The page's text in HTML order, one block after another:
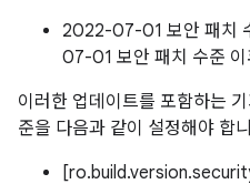
2022-07-01 보안 패치
07-01 보안 패치 수준
이러한 업데이트를 포함하는
준을 다음과 같이 설정해야 합